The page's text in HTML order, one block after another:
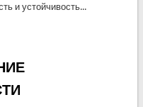
и устойчивость...
УСЛУГИ – ОТБОР